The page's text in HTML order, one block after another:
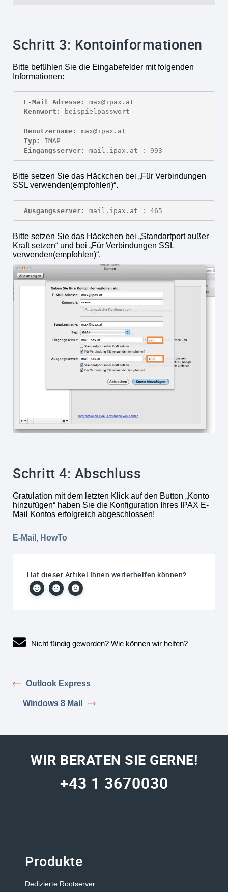
Schritt 3: Kontoinformationen
Bitte befühlen Sie die Eingabefelder mit folgenden
Informationen:
E-Mail Adresse:
Kennwort:
beispielpasswort
Benutzername:
Typ:
Eingangsserver:
mail.ipax.at : 993
Bitte setzen Sie das Häckchen bei „Für Verbindungen
SSL verwenden(empfohlen)“.
Ausgangsserver: mail.ipax.at : 465
Bitte setzen Sie das Häckchen bei „Standartport außer
Kraft setzen“ und bei „Für Verbindungen SSL
verwenden(empfohlen)“.
Schritt 4: Abschluss
Gratulation mit dem letzten Klick auf den Button „Konto
hinzufügen“ haben Sie die Konfiguration Ihres IPAX E-
Mail Kontos erfolgreich abgeschlossen!
E-Mail HowTo
Hat dieser Artikel Ihnen weiterhelfen können?
Nicht fündig geworden? Wie können wir helfen?
Outlook Express
Windows 8 Mail
WIR BERATEN SIE GERNE!
+43 1 3670030
Produkte
Dedizierte Rootserver